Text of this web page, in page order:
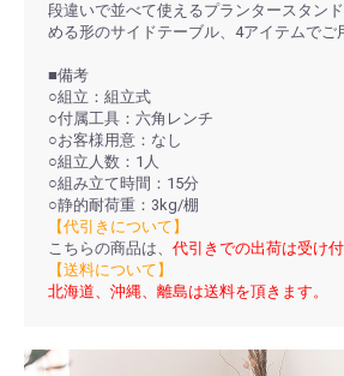
段違いで並べて使えるプランタースタン
める形のサイドテーブル、4アイテムでご
■備考
○組立：組立式
○付属工具：六角レンチ
○お客様用意：なし
○組立人数：1人
○組み立て時間：15分
○静的耐荷重：3kg/棚
【代引きについて】
こちらの商品は、 代引きでの出荷は受け
【送料について】
北海道、沖縄、離島は送料を頂きます。